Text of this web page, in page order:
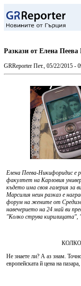
Разкази от Елена
GRReporter Пет., 05/22/2015 -
Елена Пеева-Никифоридис е
факултет на Карловия
където има своя галерия за
Марсилия неин разказ е
форум на жените от
навечерието на 24 май ви
"Колко струва кирилицата",
КОЛКО
Не знаете ли? А аз знам.
европейската й цена на